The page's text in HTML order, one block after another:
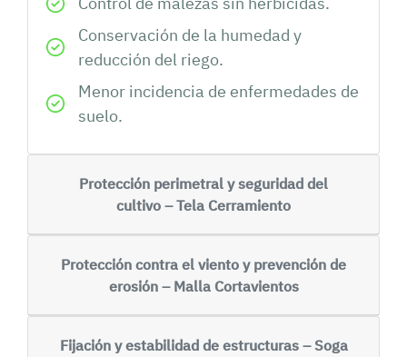
Conservación de la humedad y
reducción del riego.
Menor incidencia de enfermedades de
suelo.
Protección perimetral y seguridad del
cultivo – Tela Cerramiento
Protección contra el viento y prevención de
erosión – Malla Cortavientos
Fijación y estabilidad de estructuras – Soga